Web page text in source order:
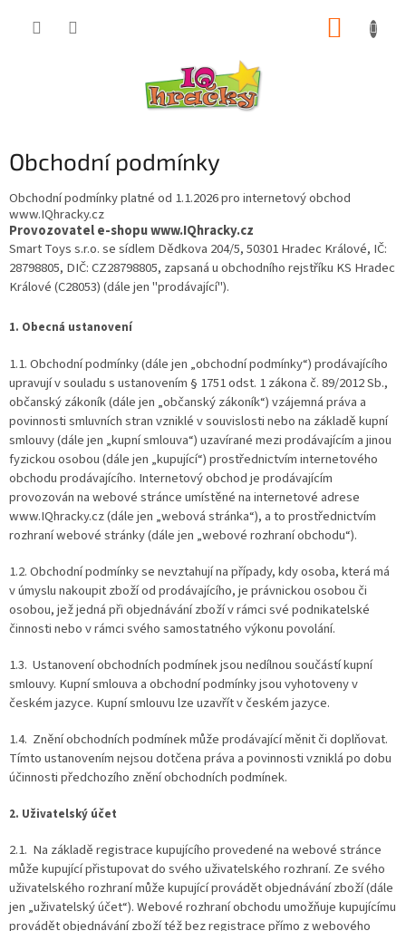
Obchodní podmínky
Obchodní podmínky platné od 1.1.2026 pro internetový obchod
www.IQhracky.cz
Provozovatel e-shopu www.IQhracky.cz
Smart Toys s.r.o. se sídlem Dědkova 204/5, 50301 Hradec Králové, IČ:
28798805, DIČ: CZ28798805, zapsaná u obchodního rejstříku KS Hradec
Králové (C28053) (dále jen "prodávající").
1. Obecná ustanovení
1.1. Obchodní podmínky (dále jen „obchodní podmínky“) prodávajícího
upravují v souladu s ustanovením § 1751 odst. 1 zákona č. 89/2012 Sb.,
občanský zákoník (dále jen „občanský zákoník“) vzájemná práva a
povinnosti smluvních stran vzniklé v souvislosti nebo na základě kupní
smlouvy (dále jen „kupní smlouva“) uzavírané mezi prodávajícím a jinou
fyzickou osobou (dále jen „kupující“) prostřednictvím internetového
obchodu prodávajícího. Internetový obchod je prodávajícím
provozován na webové stránce umístěné na internetové adrese
www.IQhracky.cz (dále jen „webová stránka“), a to prostřednictvím
rozhraní webové stránky (dále jen „webové rozhraní obchodu“).
1.2. Obchodní podmínky se nevztahují na případy, kdy osoba, která má
v úmyslu nakoupit zboží od prodávajícího, je právnickou osobou či
osobou, jež jedná při objednávání zboží v rámci své podnikatelské
činnosti nebo v rámci svého samostatného výkonu povolání.
1.3. Ustanovení obchodních podmínek jsou nedílnou součástí kupní
smlouvy. Kupní smlouva a obchodní podmínky jsou vyhotoveny v
českém jazyce. Kupní smlouvu lze uzavřít v českém jazyce.
1.4. Znění obchodních podmínek může prodávající měnit či doplňovat.
Tímto ustanovením nejsou dotčena práva a povinnosti vzniklá po dobu
účinnosti předchozího znění obchodních podmínek.
2. Uživatelský účet
2.1. Na základě registrace kupujícího provedené na webové stránce
může kupující přistupovat do svého uživatelského rozhraní. Ze svého
uživatelského rozhraní může kupující provádět objednávání zboží (dále
jen „uživatelský účet“). Webové rozhraní obchodu umožňuje kupujícímu
provádět objednávání zboží též bez registrace přímo z webového